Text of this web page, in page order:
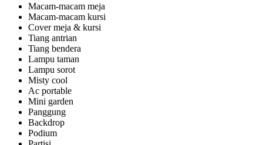
Macam-macam meja
Macam-macam kursi
Cover meja & kursi
Tiang antrian
Tiang bendera
Lampu taman
Lampu sorot
Misty cool
Ac portable
Mini garden
Panggung
Backdrop
Podium